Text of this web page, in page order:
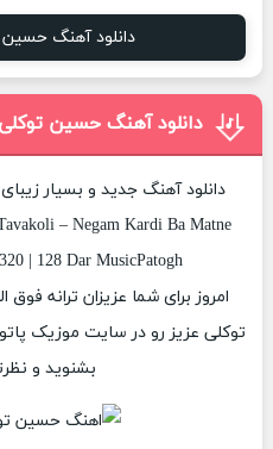
دانلود آهنگ
دانلود آهنگ حسین
دانلود آهنگ جدید و بسیار زیبای
– Negam Kardi Ba Matne
| 128 Dar MusicPatogh
امروز برای شما عزیزان ترانه
توکلی عزیز رو در سایت موزیک
بشنوید و